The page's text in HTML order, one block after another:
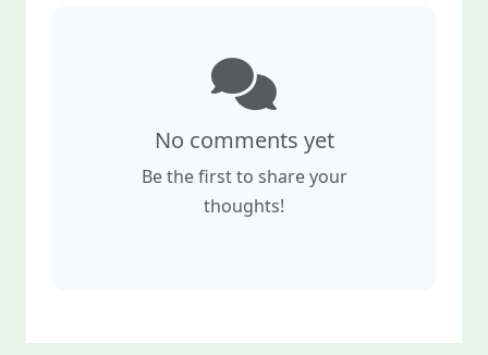
No comments yet
Be the first to share your
thoughts!